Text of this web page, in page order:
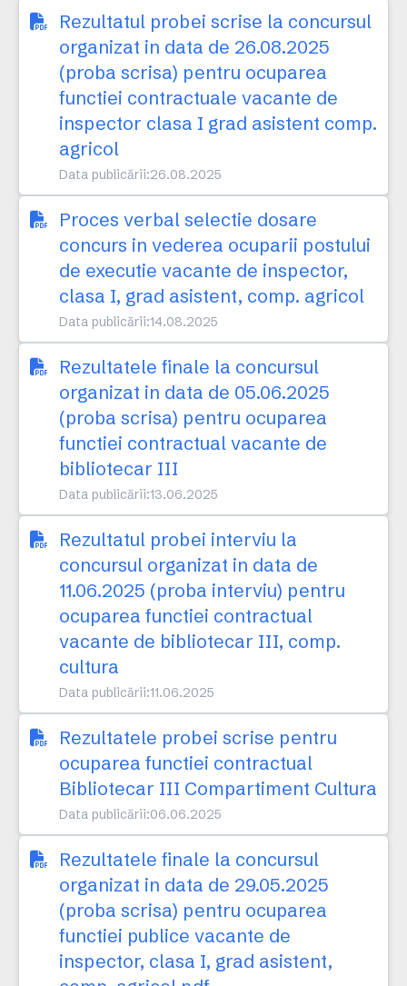
Rezultatul probei scrise la concursul
organizat in data de 26.08.2025
(proba scrisa) pentru ocuparea
functiei contractuale vacante de
inspector clasa I grad asistent comp.
agricol
Data publicării:26.08.2025
Proces verbal selectie dosare
concurs in vederea ocuparii postului
de executie vacante de inspector,
clasa I, grad asistent, comp. agricol
Data publicării:14.08.2025
Rezultatele finale la concursul
organizat in data de 05.06.2025
(proba scrisa) pentru ocuparea
functiei contractual vacante de
bibliotecar III
Data publicării:13.06.2025
Rezultatul probei interviu la
concursul organizat in data de
11.06.2025 (proba interviu) pentru
ocuparea functiei contractual
vacante de bibliotecar III, comp.
cultura
Data publicării:11.06.2025
Rezultatele probei scrise pentru
ocuparea functiei contractual
Bibliotecar III Compartiment Cultura
Data publicării:06.06.2025
Rezultatele finale la concursul
organizat in data de 29.05.2025
(proba scrisa) pentru ocuparea
functiei publice vacante de
inspector, clasa I, grad asistent,